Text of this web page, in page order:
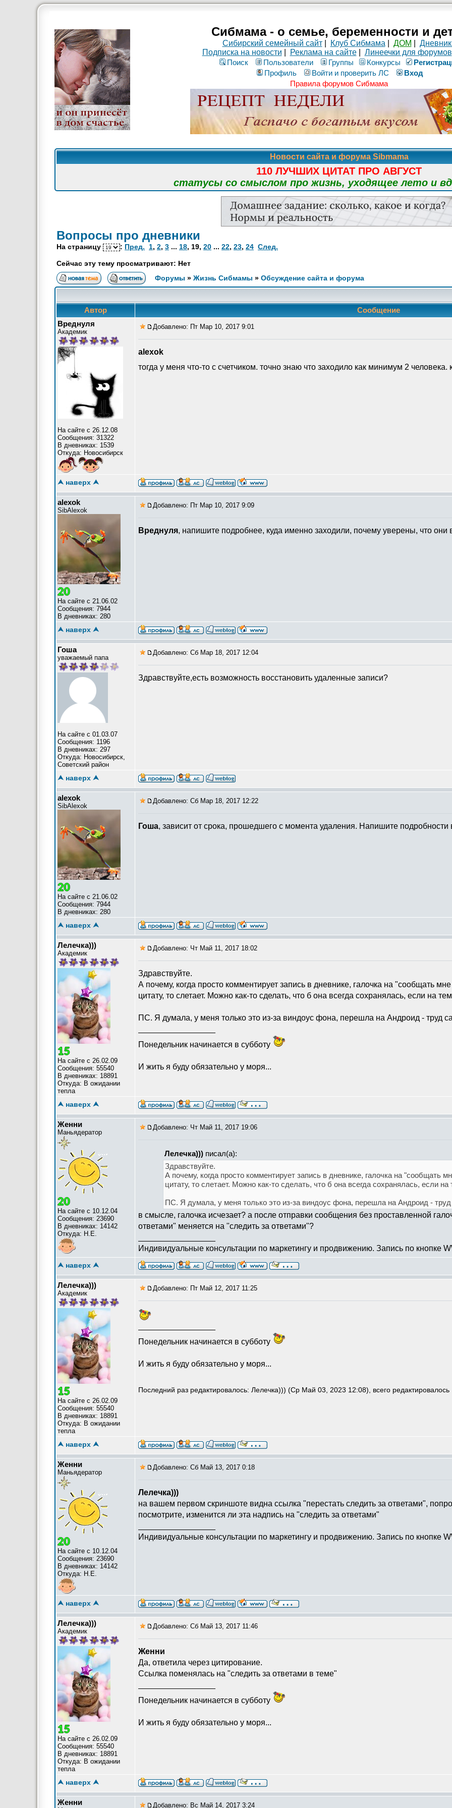
Сибмама - о семье, беременности и
Сибирский семейный сайт| Клуб Сибмама ДОМ
Подписка на новости
Реклама на сайте| Линеечки для форумов
Поиск
Пользователи Группы Конкурсы
Профиль
Войти и проверить ЛС
Вход
Правила форумов Сибмама
Новости сайта и форума Sibmama
110 ЛУЧШИХ ЦИТАТ ПРО АВГУСТ
статусы со смыслом про жизнь, уходящее лето и
Вопросы про дневники
На страницу : Пред. 1, 2, 3 ... 18, 19, 20 ... 22, 23, 24 След.
Сейчас эту тему просматривают: Нет
Форумы » Жизнь Сибмамы » Обсуждение сайта и форума
Автор
Сообщение
Вреднуля
Академик
На сайте с 26.12.08
Сообщения: 31322
В дневниках: 1539
Откуда: Новосибирск
Добавлено: Пт Мар 10, 2017 9:01
alexok
тогда у меня что-то с счетчиком. точно знаю что заходило как минимум 2
⮝ наверх ⮝
alexok
SibAlexok
На сайте с 21.06.02
Сообщения: 7944
В дневниках: 280
Добавлено: Пт Мар 10, 2017 9:09
Вреднуля, напишите подробнее, куда именно заходили, почему уверены, что
⮝ наверх ⮝
Гоша
уважаемый папа
На сайте с 01.03.07
Сообщения: 1196
В дневниках: 297
Откуда: Новосибирск,
Советский район
Добавлено: Сб Мар 18, 2017 12:04
Здравствуйте,есть возможность восстановить удаленные записи?
⮝ наверх ⮝
alexok
SibAlexok
На сайте с 21.06.02
Сообщения: 7944
В дневниках: 280
Добавлено: Сб Мар 18, 2017 12:22
Гоша, зависит от срока, прошедшего с момента удаления. Напишите
⮝ наверх ⮝
Лелечка)))
Академик
На сайте с 26.02.09
Сообщения: 55540
В дневниках: 18891
Откуда: В ожидании
тепла
Добавлено: Чт Май 11, 2017 18:02
Здравствуйте.
А почему, когда просто комментирует запись в дневнике, галочка на "сообщать
цитату, то слетает. Можно как-то сделать, что б она всегда сохранялась, если на
ПС. Я думала, у меня только это из-за виндоус фона, перешла на Андроид - труд
Понедельник начинается в субботу
И жить я буду обязательно у моря...
⮝ наверх ⮝
Женни
Маньядератор
На сайте с 10.12.04
Сообщения: 23690
В дневниках: 14142
Откуда: Н.Е.
Добавлено: Чт Май 11, 2017 19:06
Лелечка))) писал(а):
Здравствуйте.
А почему, когда просто комментирует запись в дневнике, галочка на "сообщать
цитату, то слетает. Можно как-то сделать, что б она всегда сохранялась, если
ПС. Я думала, у меня только это из-за виндоус фона, перешла на Андроид -
в смысле, галочка исчезает? а после отправки сообщения без проставленной
ответами" меняется на "следить за ответами"?
Индивидуальные консультации по маркетингу и продвижению. Запись по кнопке
⮝ наверх ⮝
Лелечка)))
Академик
На сайте с 26.02.09
Сообщения: 55540
В дневниках: 18891
Откуда: В ожидании
тепла
Добавлено: Пт Май 12, 2017 11:25
Понедельник начинается в субботу
И жить я буду обязательно у моря...
Последний раз редактировалось: Лелечка))) (Ср Май 03, 2023 12:08), всего редактировалось
⮝ наверх ⮝
Женни
Маньядератор
На сайте с 10.12.04
Сообщения: 23690
В дневниках: 14142
Откуда: Н.Е.
Добавлено: Сб Май 13, 2017 0:18
Лелечка)))
на вашем первом скриншоте видна ссылка "перестать следить за ответами",
посмотрите, изменится ли эта надпись на "следить за ответами"
Индивидуальные консультации по маркетингу и продвижению. Запись по кнопке
⮝ наверх ⮝
Лелечка)))
Академик
На сайте с 26.02.09
Сообщения: 55540
В дневниках: 18891
Откуда: В ожидании
тепла
Добавлено: Сб Май 13, 2017 11:46
Женни
Да, ответила через цитирование.
Ссылка поменялась на "следить за ответами в теме"
Понедельник начинается в субботу
И жить я буду обязательно у моря...
⮝ наверх ⮝
Женни Добавлено: Вс Май 14, 2017 3:24